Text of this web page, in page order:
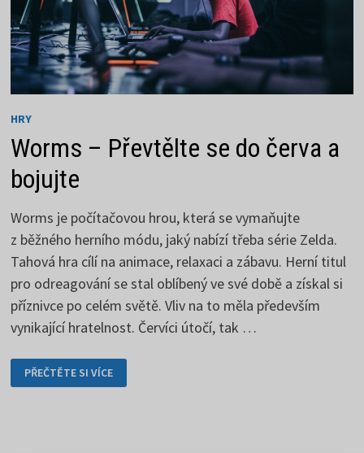
HRY
Worms – Převtělte se do červa a
bojujte
Worms je počítačovou hrou, která se vymaňujte
z běžného herního módu, jaký nabízí třeba série Zelda.
Tahová hra cílí na animace, relaxaci a zábavu. Herní titul
pro odreagování se stal oblíbený ve své době a získal si
příznivce po celém světě. Vliv na to měla především
vynikající hratelnost. Červíci útočí, tak …
WORMS
–
PŘEVTĚLTE
PŘEČTĚTE SI VÍCE